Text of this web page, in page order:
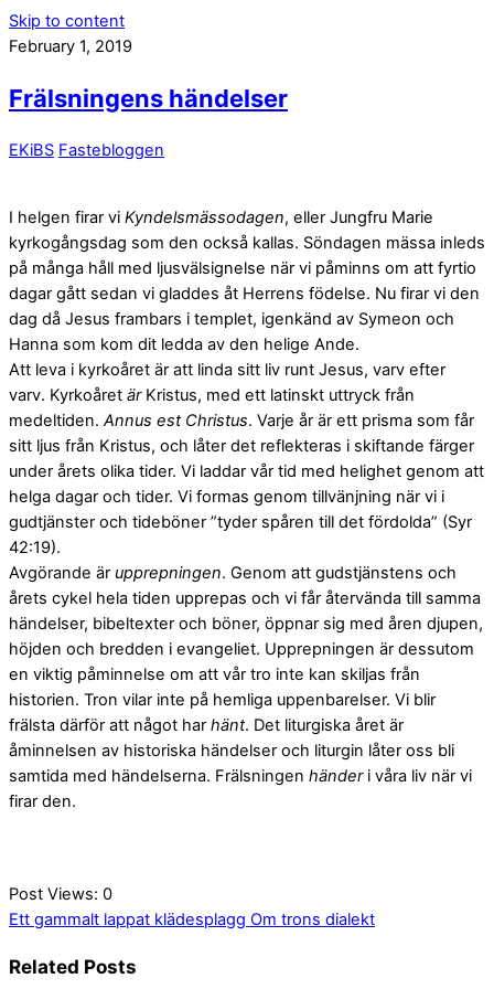
Skip to content
February 1, 2019
Frälsningens händelser
EKiBS Fastebloggen
I helgen firar vi Kyndelsmässodagen, eller Jungfru Marie
kyrkogångsdag som den också kallas. Söndagen mässa inleds
på många håll med ljusvälsignelse när vi påminns om att fyrtio
dagar gått sedan vi gladdes åt Herrens födelse. Nu firar vi den
dag då Jesus frambars i templet, igenkänd av Symeon och
Hanna som kom dit ledda av den helige Ande.
Att leva i kyrkoåret är att linda sitt liv runt Jesus, varv efter
varv. Kyrkoåret är Kristus, med ett latinskt uttryck från
medeltiden. Annus est Christus. Varje år är ett prisma som får
sitt ljus från Kristus, och låter det reflekteras i skiftande färger
under årets olika tider. Vi laddar vår tid med helighet genom att
helga dagar och tider. Vi formas genom tillvänjning när vi i
gudtjänster och tideböner ”tyder spåren till det fördolda” (Syr
42:19).
Avgörande är upprepningen. Genom att gudstjänstens och
årets cykel hela tiden upprepas och vi får återvända till samma
händelser, bibeltexter och böner, öppnar sig med åren djupen,
höjden och bredden i evangeliet. Upprepningen är dessutom
en viktig påminnelse om att vår tro inte kan skiljas från
historien. Tron vilar inte på hemliga uppenbarelser. Vi blir
frälsta därför att något har hänt. Det liturgiska året är
åminnelsen av historiska händelser och liturgin låter oss bli
samtida med händelserna. Frälsningen händer i våra liv när vi
firar den.
Post Views: 0
Ett gammalt lappat klädesplagg Om trons dialekt
Related Posts